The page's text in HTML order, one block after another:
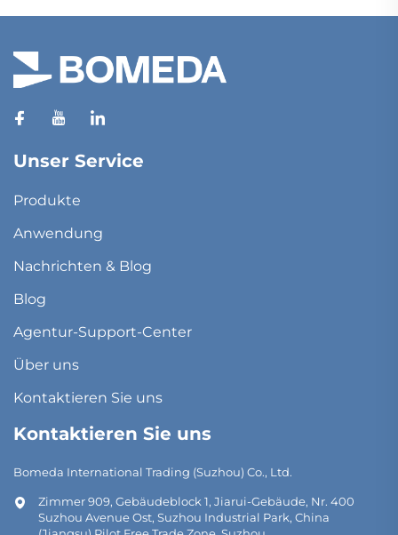
Unser Service
Produkte
Anwendung
Nachrichten & Blog
Blog
Agentur-Support-Center
Über uns
Kontaktieren Sie uns
Kontaktieren Sie uns
Bomeda International Trading (Suzhou) Co., Ltd.
Zimmer 909, Gebäudeblock 1, Jiarui-Gebäude, Nr. 400
Suzhou Avenue Ost, Suzhou Industrial Park, China